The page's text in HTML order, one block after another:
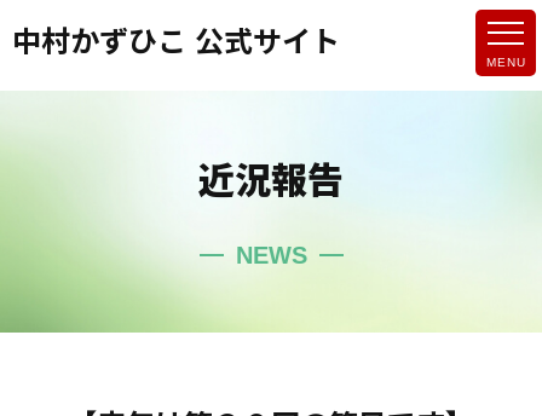
中村かずひこ 公式サイト
近況報告
NEWS